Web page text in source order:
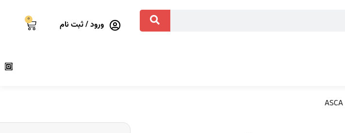
ورود / ثبت نام 0